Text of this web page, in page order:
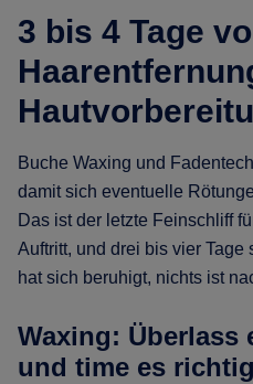
3 bis 4 Tage
Buche Waxing und
damit sich eventuelle
Das ist der letzte Feinschliff
Auftritt, und drei bis vier
hat sich beruhigt, nichts ist
Waxing: Überlass
und time es richtig